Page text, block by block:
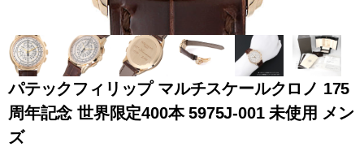
グランド
オメガ IWC
パテックフィリップ マルチスケールクロノ 175
周年記念 世界限定400本 5975J-001 未使用 メン
ズ